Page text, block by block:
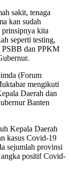
sakit, tenaga
kan sudah
prinsipnya kita
seperti testing,
PSBB dan PPKM
(Forum
mengikuti
Daerah dan
Banten
Kepala Daerah
kasus Covid-19
sejumlah provinsi
positif Covid-